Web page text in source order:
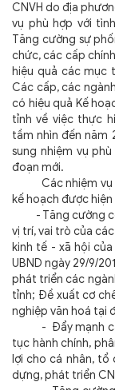
CNVH do địa
vụ phù hợp với
Tăng cường sự
chức, các cấp
hiệu quả các mục
Các cấp, các
có hiệu quả Kế
tỉnh về việc thực
tầm nhìn đến năm
sung nhiệm vụ
đoạn mới.
Các nhiệm vụ
kế hoạch được
- Tăng cường
vị trí, vai trò của
kinh tế - xã hội
UBND ngày 29/9/
phát triển các
tỉnh; Đề xuất cơ
nghiệp văn hoá tại
- Đẩy mạnh cải
tục hành chính,
lợi cho cá nhân,
dựng, phát triển